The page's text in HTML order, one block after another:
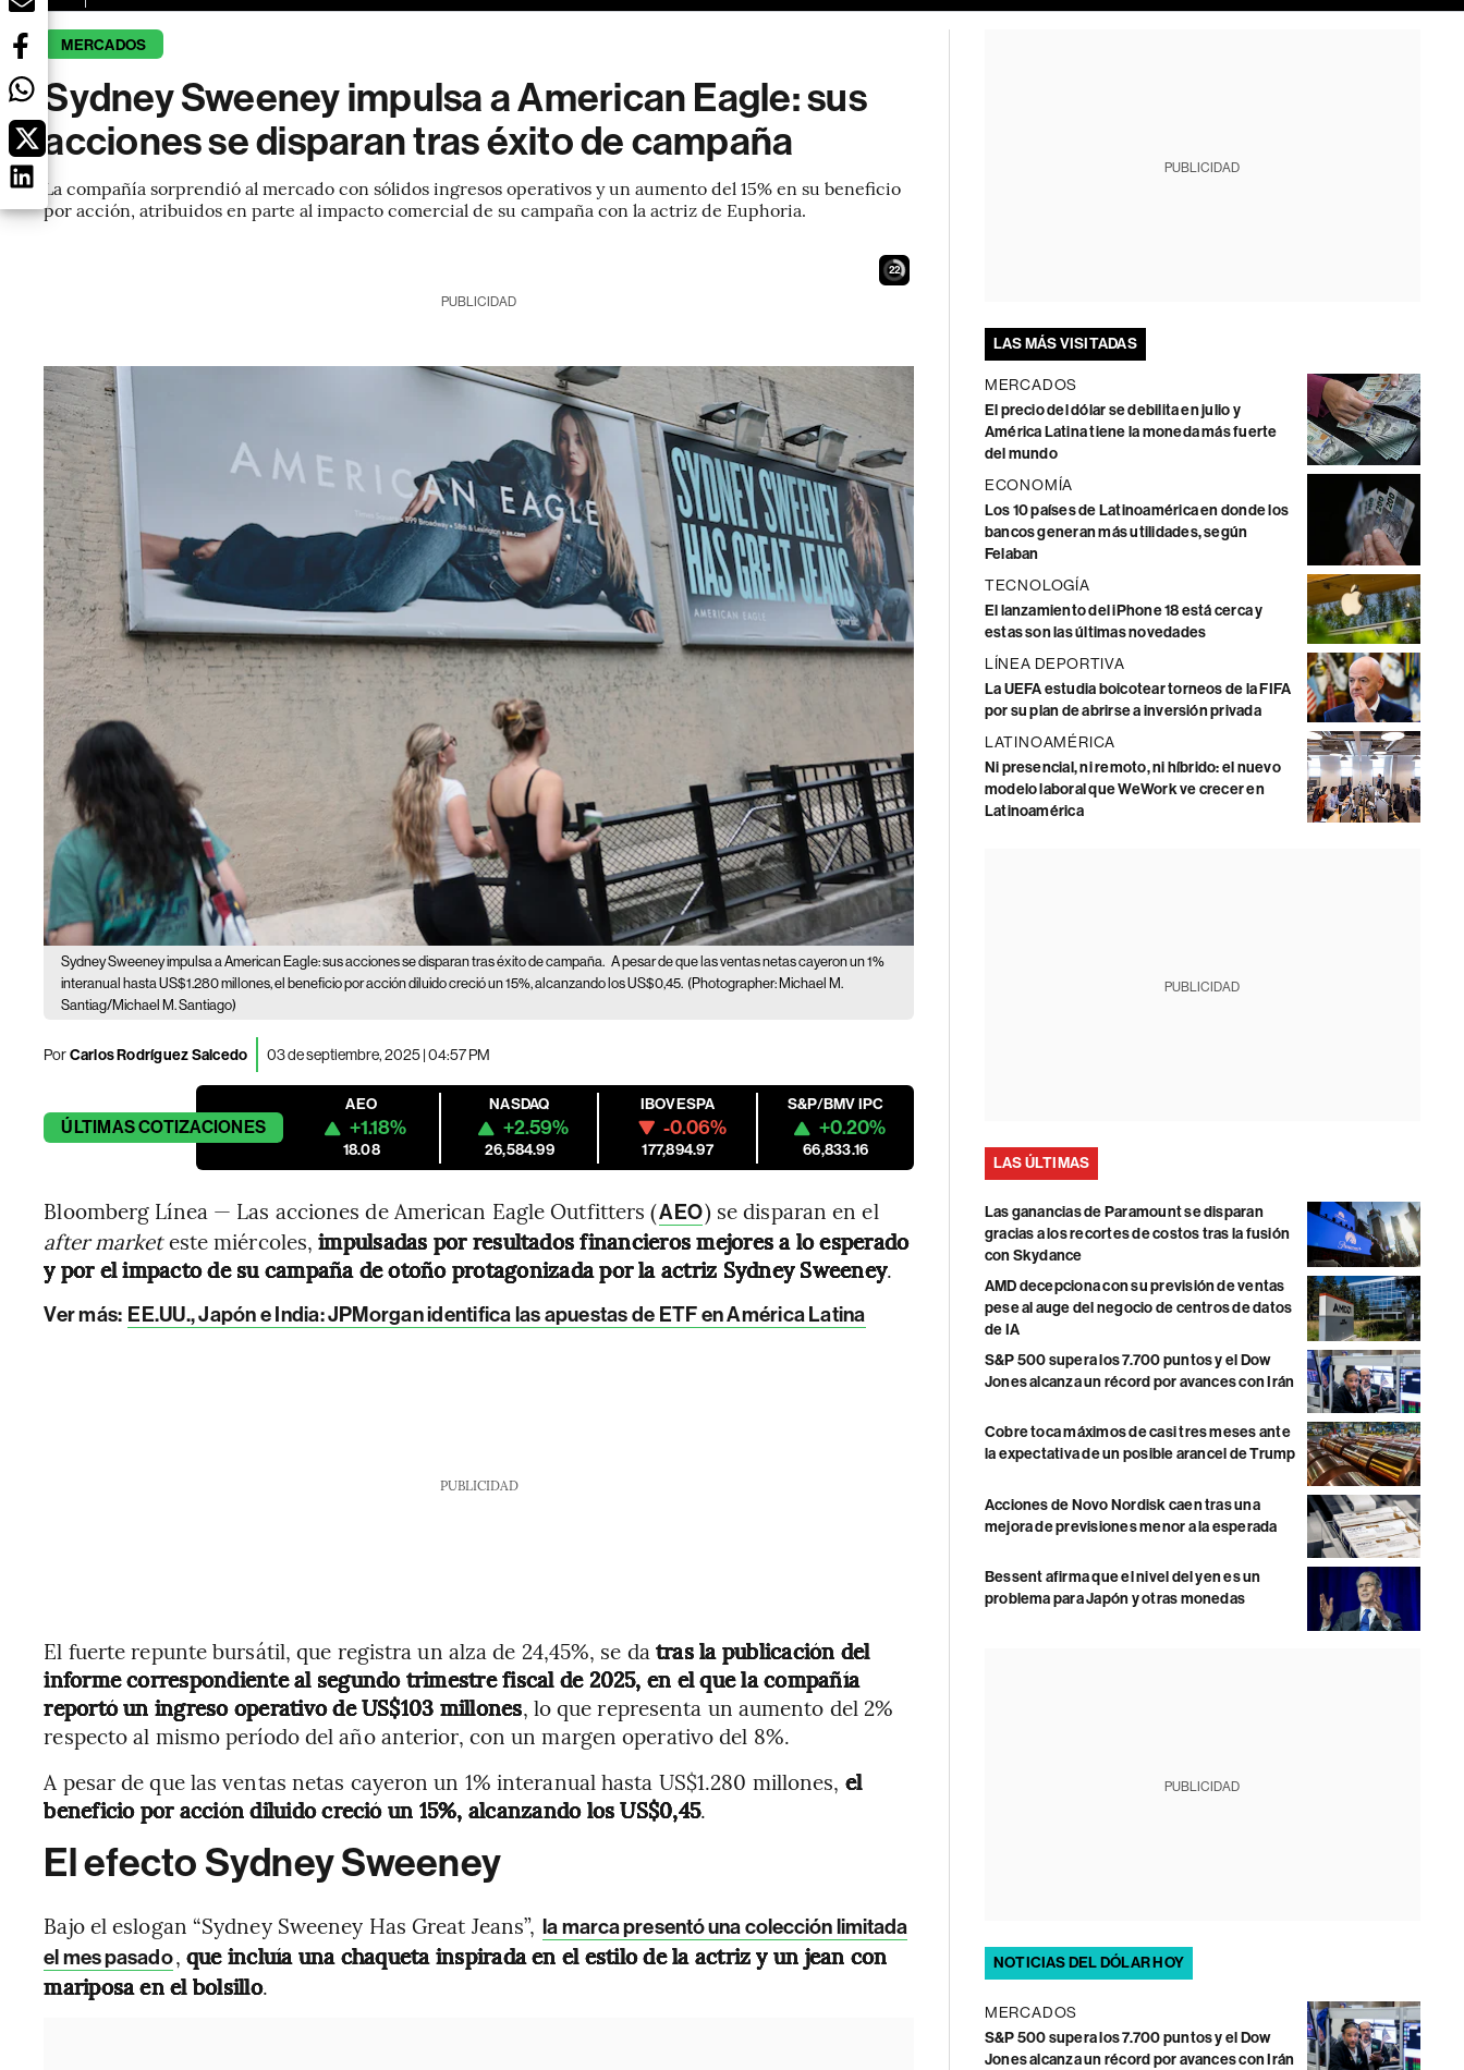
MERCADOS
Sydney Sweeney impulsa a American Eagle: sus
acciones se disparan tras éxito de campaña
La compañía sorprendió al mercado con sólidos ingresos operativos y un aumento del 15% en su beneficio
por acción, atribuidos en parte al impacto comercial de su campaña con la actriz de Euphoria.
21
PUBLICIDAD
Sydney Sweeney impulsa a American Eagle: sus acciones se disparan tras éxito de campaña. A pesar de que las ventas netas cayeron un 1%
interanual hasta US$1.280 millones, el beneficio por acción diluido creció un 15%, alcanzando los US$0,45. (Photographer: Michael M.
Santiag/Michael M. Santiago)
PorCarlos Rodríguez Salcedo 03 de septiembre, 2025 | 04:57 PM
ÚLTIMASCOTIZACIONES
AEO
+1.18%
18.08
NASDAQ
+2.59%
26,584.99
IBOVESPA
-0.06%
177,894.97
S&P/BMV IPC
+0.20%
66,833.16
Bloomberg Línea — Las acciones de American Eagle Outfitters (AEO) se disparan en el
after marketeste miércoles,impulsadas por resultados financieros mejores a lo esperado
y por el impacto de su campaña de otoño protagonizada por la actriz Sydney Sweeney.
Ver más: EE.UU., Japón e India: JPMorgan identifica las apuestas de ETF en América Latina
PUBLICIDAD
El fuerte repunte bursátil, que registra un alza de 24,45%, se da tras la publicación del
informe correspondiente al segundo trimestre fiscal de 2025, en el que la compañía
reportó un ingreso operativo de US$103 millones, lo que representa un aumento del 2%
respecto al mismo período del año anterior, con un margen operativo del 8%.
A pesar de que las ventas netas cayeron un 1% interanual hasta US$1.280 millones, el
beneficio por acción diluido creció un 15%, alcanzando los US$0,45.
El efecto Sydney Sweeney
Bajo el eslogan “Sydney Sweeney Has Great Jeans”, la marca presentó una colección limitada
el mes pasado, que incluía una chaqueta inspirada en el estilo de la actriz y un jean con
mariposa en el bolsillo.
PUBLICIDAD
LAS MÁS VISITADAS
MERCADOS
El precio del dólar se debilita en julio y
América Latina tiene la moneda más fuerte
del mundo
ECONOMÍA
Los 10 países de Latinoamérica en donde los
bancos generan más utilidades, según
Felaban
TECNOLOGÍA
El lanzamiento del iPhone 18 está cerca y
estas son las últimas novedades
LÍNEA DEPORTIVA
La UEFA estudia boicotear torneos de la FIFA
por su plan de abrirse a inversión privada
LATINOAMÉRICA
Ni presencial, ni remoto, ni híbrido: el nuevo
modelo laboral que WeWork ve crecer en
Latinoamérica
PUBLICIDAD
LAS ÚLTIMAS
Las ganancias de Paramount se disparan
gracias a los recortes de costos tras la fusión
con Skydance
AMD decepciona con su previsión de ventas
pese al auge del negocio de centros de datos
de IA
S&P 500 supera los 7.700 puntos y el Dow
Jones alcanza un récord por avances con Irán
Cobre toca máximos de casi tres meses ante
la expectativa de un posible arancel de Trump
Acciones de Novo Nordisk caen tras una
mejora de previsiones menor a la esperada
Bessent afirma que el nivel del yen es un
problema para Japón y otras monedas
PUBLICIDAD
NOTICIAS DEL DÓLAR HOY
MERCADOS
S&P 500 supera los 7.700 puntos y el Dow
Jones alcanza un récord por avances con Irán